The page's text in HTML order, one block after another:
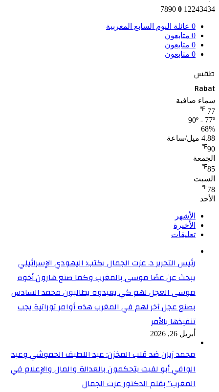
12243434
0
0 عائلة اليوم السابع المغربية
0 متابعون
0 متابعون
0 متابعون
طقس
Rabat
سماء صافية
77
℉
90º - 77º
68%
4.88 ميل/ساعة
90
℉
الجمعة
85
℉
السبت
78
℉
الأحد
الأشهر
الأخيرة
تعليقات
رئيس التحرير د. عزت الجمال يكتب: اليهودي الإسرائيلي
يبحث عن عصًا موسى بالمغرب وكما صنع هارون أخوه
موسى العجل لهم كي يعبدوه يطالبون محمد السادس
بصنع عجل آخر لهم في المغرب هذه أوامر توراتية يجب
تنفيذها بالأمر
أبريل 26, 2026
محمد زيان ضد قلب المخزن: عبد اللطيف الحموشي وعبد
الوافي أبو لفيت يتحكمون بالعدالة والمال والإعلام في
المغرب” بقلم الدكتور عزت الجمال